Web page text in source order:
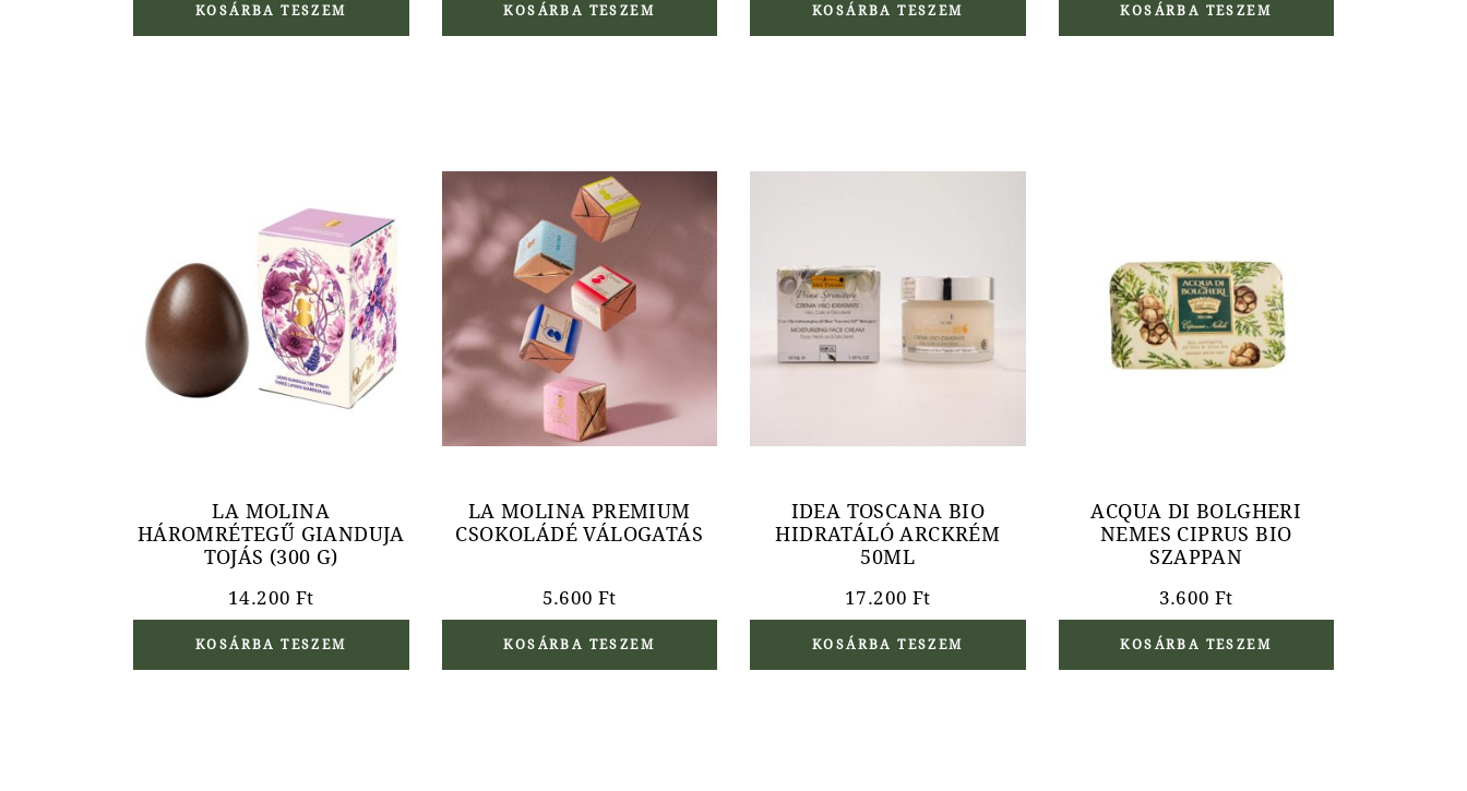
KOSÁRBA TESZEM KOSÁRBA TESZEM KOSÁRBA TESZEM KOSÁRBA TESZEM
LA MOLINA
HÁROMRÉTEGŰ GIANDUJA
TOJÁS (300 G)
14.200 Ft
KOSÁRBA TESZEM
LA MOLINA PREMIUM
CSOKOLÁDÉ VÁLOGATÁS
5.600Ft
KOSÁRBA TESZEM
IDEA TOSCANA BIO
HIDRATÁLÓ ARCKRÉM
50ML
17.200 Ft
KOSÁRBA TESZEM
ACQUA DI BOLGHERI
NEMES CIPRUS BIO
SZAPPAN
3.600Ft
KOSÁRBA TESZEM